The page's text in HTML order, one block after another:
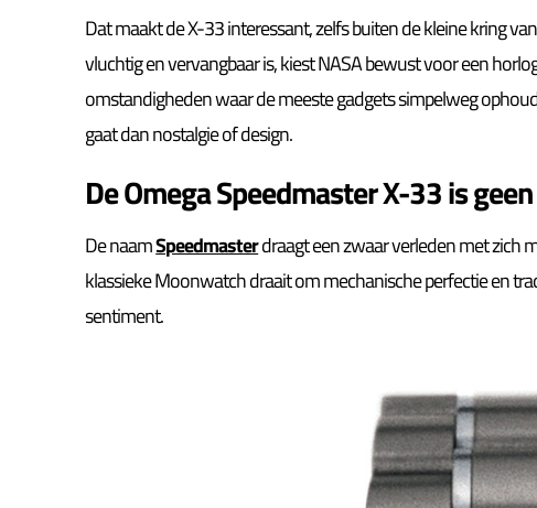
Dat maakt de X-33 interessant, zelfs buiten de kleine kring
vluchtig en vervangbaar is, kiest NASA bewust voor een
omstandigheden waar de meeste gadgets simpelweg
gaat dan nostalgie of design.
De Omega Speedmaster X-33 is
De naamSpeedmasterdraagt een zwaar verleden met zich
klassieke Moonwatch draait om mechanische perfectie en
sentiment.